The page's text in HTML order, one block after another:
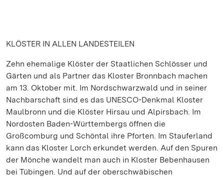
KLÖSTER IN ALLEN LANDESTEILEN
Zehn ehemalige Klöster der Staatlichen Schlösser und
Gärten und als Partner das Kloster Bronnbach machen
am 13. Oktober mit. Im Nordschwarzwald und in seiner
Nachbarschaft sind es das UNESCO-Denkmal Kloster
Maulbronn und die Klöster Hirsau und Alpirsbach. Im
Nordosten Baden-Württembergs öffnen die
Großcomburg und Schöntal ihre Pforten. Im Stauferland
kann das Kloster Lorch erkundet werden. Auf den Spuren
der Mönche wandelt man auch in Kloster Bebenhausen
bei Tübingen. Und auf der oberschwäbischen